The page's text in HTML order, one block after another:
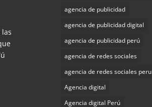
agencia de publicidad
agencia de publicidad digital
agencia de publicidad perú
agencia de redes sociales
agencia de redes sociales peru
Agencia digital
Agencia digital Perú